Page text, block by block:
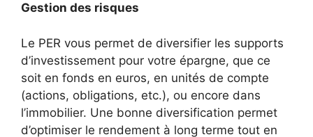
Gestion des risques
Le PER vous permet de diversifier les supports
d’investissement pour votre épargne, que ce
soit en fonds en euros, en unités de compte
(actions, obligations, etc.), ou encore dans
l’immobilier. Une bonne diversification permet
d’optimiser le rendement à long terme tout en